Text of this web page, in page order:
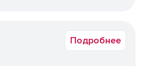
таких какПодробнее